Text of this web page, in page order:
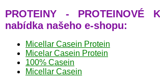
PROTEINY - PROTEINOVÉ
nabídka našeho e-shopu:
Micellar Casein Protein
Micelar Casein Protein
100% Casein
Micellar Casein